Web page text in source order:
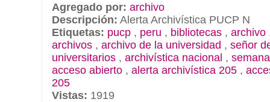
Agregado por: archivo
Descripción: Alerta Archivística PUCP N
Etiquetas: pucp , peru , bibliotecas , archivo
archivos , archivo de la universidad , señor
universitarios , archivística nacional ,
acceso abierto , alerta archivística 205 ,
205
Vistas: 1919